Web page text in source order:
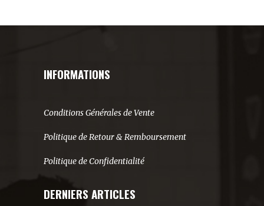
INFORMATIONS
Conditions Générales de Vente
Politique de Retour & Remboursement
Politique de Confidentialité
DERNIERS ARTICLES